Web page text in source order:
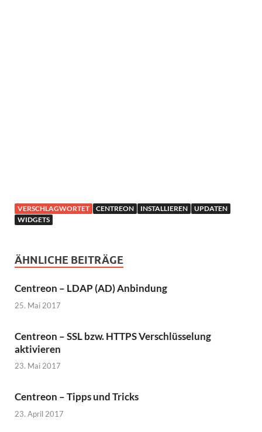
VERSCHLAGWORTET CENTREON INSTALLIEREN
UPDATEN
WIDGETS
ÄHNLICHE BEITRÄGE
Centreon – LDAP (AD) Anbindung
25. Mai 2017
Centreon – SSL bzw. HTTPS Verschlüsselung
aktivieren
23. Mai 2017
Centreon – Tipps und Tricks
23. April 2017